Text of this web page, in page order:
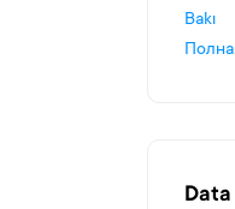
Bakı